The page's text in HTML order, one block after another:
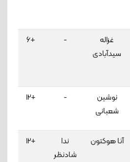
غزاله
سیدآبادی
-
+6
نوشین
شعبانی
-
+12
آنا هوکتون
ندا
شادنظر
+12